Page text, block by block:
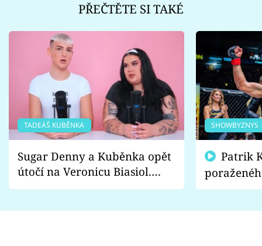
PŘEČTĚTE SI TAKÉ
TADEÁŠ KUBĚNKA
Sugar Denny a Kuběnka opět
útočí na Veronicu Biasiol.
Proč je podle nich falešná a
SHOWBYZNYS
fanoušci